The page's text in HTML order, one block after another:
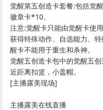
觉醒第五创造卡套餐:包括觉
徽章卡*10。
注意:觉醒卡只能由觉醒卡使
获得特殊动作、自选能力、
醒卡不能用于重生和杀神。
觉醒五创造卡包中的觉醒五
近距离扣篮，小盖帽。
[主播露美现场]
主播露美在线直播